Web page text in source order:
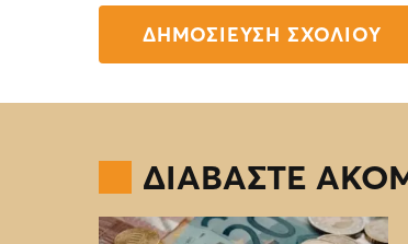
ΔΙΑΒΑΣΤΕ